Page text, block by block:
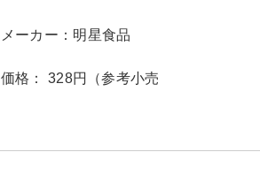
メーカー：明星食品
価格： 328円（参考小売